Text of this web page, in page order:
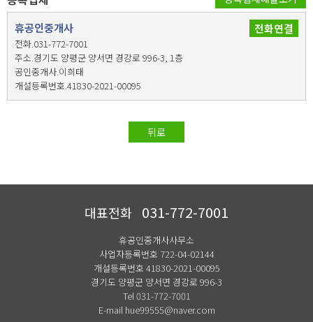
휴공인중개사 전화연결
전화.031-772-7001
주소.경기도 양평군 양서면 경강로 996-3, 1층
공인중개사.이희태
개설등록번호.41830-2021-00095
뒤로
대표전화 031-772-7001
휴공인중개사사무소
사업자등록번호 722-04-02144
개설등록번호 41830-2021-00095
경기도 양평군 양서면 경강로 996-3
Tel 031-772-7001
E-mail hue99555@naver.com